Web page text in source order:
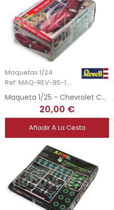
Maquetas 1/24
Ref: MAQ-REV-85-1904
Maqueta 1/25 - Chevrolet Corvette Convertible - 1999
20,00 €
Añadir A La Cesta